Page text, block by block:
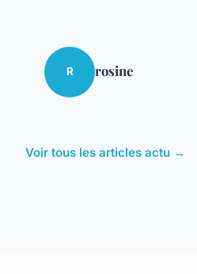
R rosine
Voir tous les articles actu →